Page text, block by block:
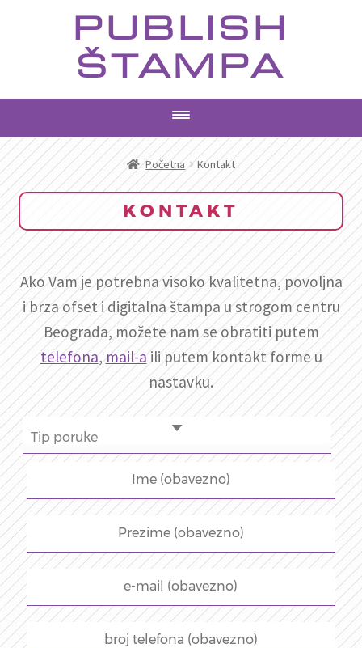
PUBLISH
ŠTAMPA
PROIZVODI
AKTUELNO
KONTAKT
PRETRAGA
Početna Kontakt
KONTAKT
Ako Vam je potrebna visoko kvalitetna, povoljna
i brza ofset i digitalna štampa u strogom centru
Beograda, možete nam se obratiti putem
telefona,mail-aili putem kontakt forme u
nastavku.